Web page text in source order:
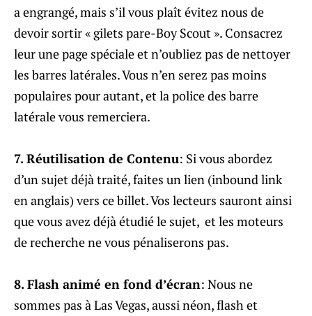
a engrangé, mais s’il vous plaît évitez nous de
devoir sortir « gilets pare-Boy Scout ». Consacrez
leur une page spéciale et n’oubliez pas de nettoyer
les barres latérales. Vous n’en serez pas moins
populaires pour autant, et la police des barre
latérale vous remerciera.
7. Réutilisation de Contenu: Si vous abordez
d’un sujet déjà traité, faites un lien (inbound link
en anglais) vers ce billet. Vos lecteurs sauront ainsi
que vous avez déjà étudié le sujet, et les moteurs
de recherche ne vous pénaliserons pas.
8. Flash animé en fond d’écran: Nous ne
sommes pas à Las Vegas, aussi néon, flash et